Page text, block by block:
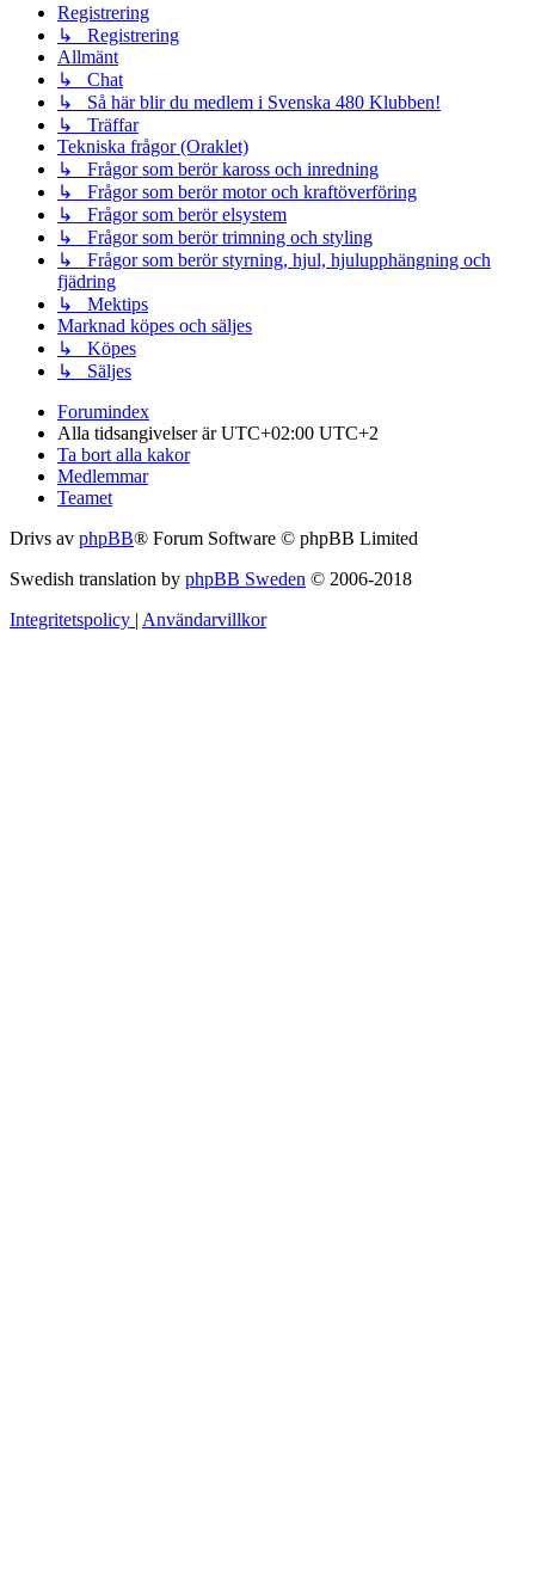
Registrering
↳ Registrering
Allmänt
↳ Chat
↳ Så här blir du medlem i Svenska 480 Klubben!
↳ Träffar
Tekniska frågor (Oraklet)
↳ Frågor som berör kaross och inredning
↳ Frågor som berör motor och kraftöverföring
↳ Frågor som berör elsystem
↳ Frågor som berör trimning och styling
↳ Frågor som berör styrning, hjul, hjulupphängning och
fjädring
↳ Mektips
Marknad köpes och säljes
↳ Köpes
↳ Säljes
Forumindex
Alla tidsangivelser är UTC+02:00 UTC+2
Ta bort alla kakor
Medlemmar
Teamet
Drivs av phpBB® Forum Software © phpBB Limited
Swedish translation by phpBB Sweden © 2006-2018
Integritetspolicy | Användarvillkor